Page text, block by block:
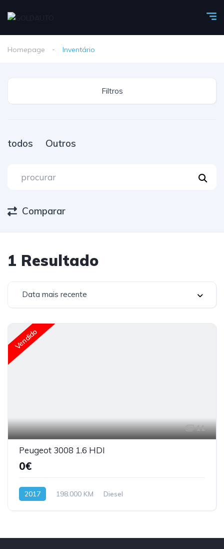
Homepage Inventário
Filtros
todos Outros
Comparar
1 Resultado
Data mais recente
Vendido
11
Peugeot 3008 1.6 HDI
0€
2017 198.000 KM Diesel